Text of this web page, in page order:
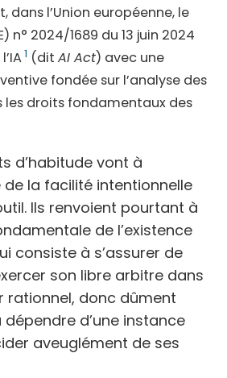
dans l’Union européenne, le
n° 2024/1689 du 13 juin 2024
1 (dit AI Act) avec une
fondée sur l’analyse des
les droits fondamentaux des
d’habitude vont à
de la facilité intentionnelle
Ils renvoient pourtant à
de l’existence
consiste à s’assurer de
son libre arbitre dans
rationnel, donc dûment
d’une instance
aveuglément de ses